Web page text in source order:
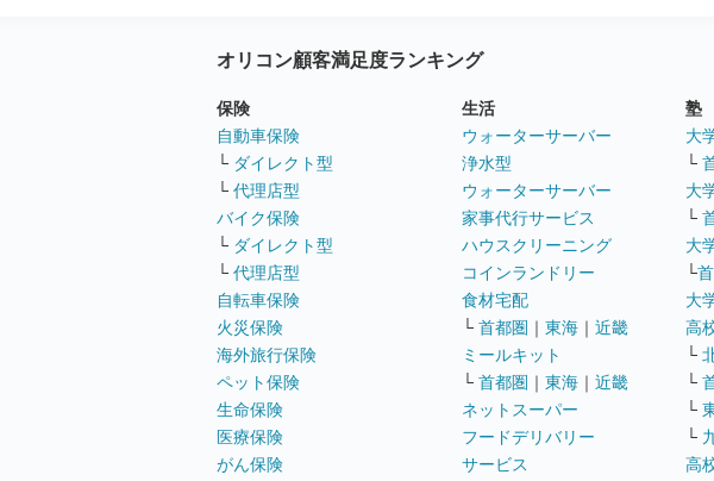
オリコン顧客満足度ランキング
保険
自動車保険
└ ダイレクト型
└ 代理店型
バイク保険
└ ダイレクト型
└ 代理店型
自転車保険
火災保険
海外旅行保険
ペット保険
生命保険
医療保険
がん保険
生活
ウォーターサーバー
浄水型
ウォーターサーバー
家事代行サービス
ハウスクリーニング
コインランドリー
食材宅配
└ 首都圏 ｜ 東海 ｜ 近畿
ミールキット
└ 首都圏 ｜ 東海 ｜ 近畿
ネットスーパー
フードデリバリー
サービス
塾
大
└
大
└
大
└
大
高
└
└
└
└
高